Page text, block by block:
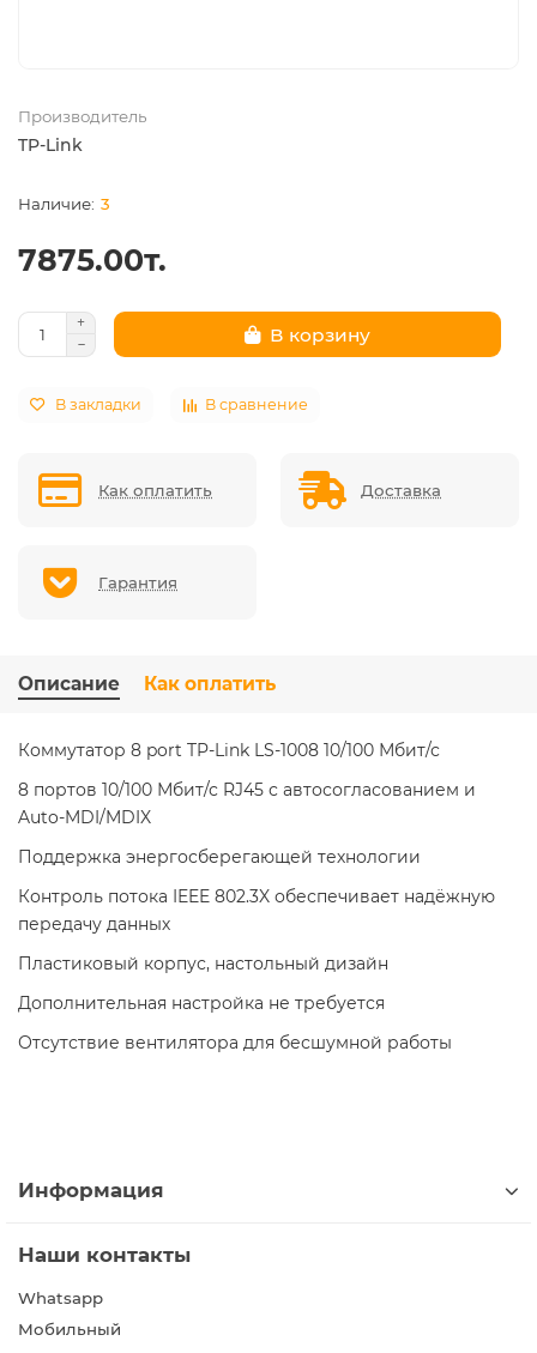
Производитель
TP-Link
3
7875.00т.
В корзину
В закладки В сравнение
Как оплатить Доставка
Гарантия
Описание Как оплатить
Коммутатор 8 port TP-Link LS-1008 10/100 Мбит/с
8 портов 10/100 Мбит/с RJ45 с автосогласованием и
Auto-MDI/MDIX
Поддержка энергосберегающей технологии
Контроль потока IEEE 802.3X обеспечивает надёжную
передачу данных
Пластиковый корпус, настольный дизайн
Дополнительная настройка не требуется
Отсутствие вентилятора для бесшумной работы
Информация
Наши контакты
Whatsapp
Мобильный